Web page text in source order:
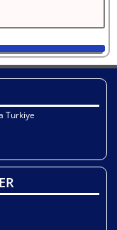
Turkiye